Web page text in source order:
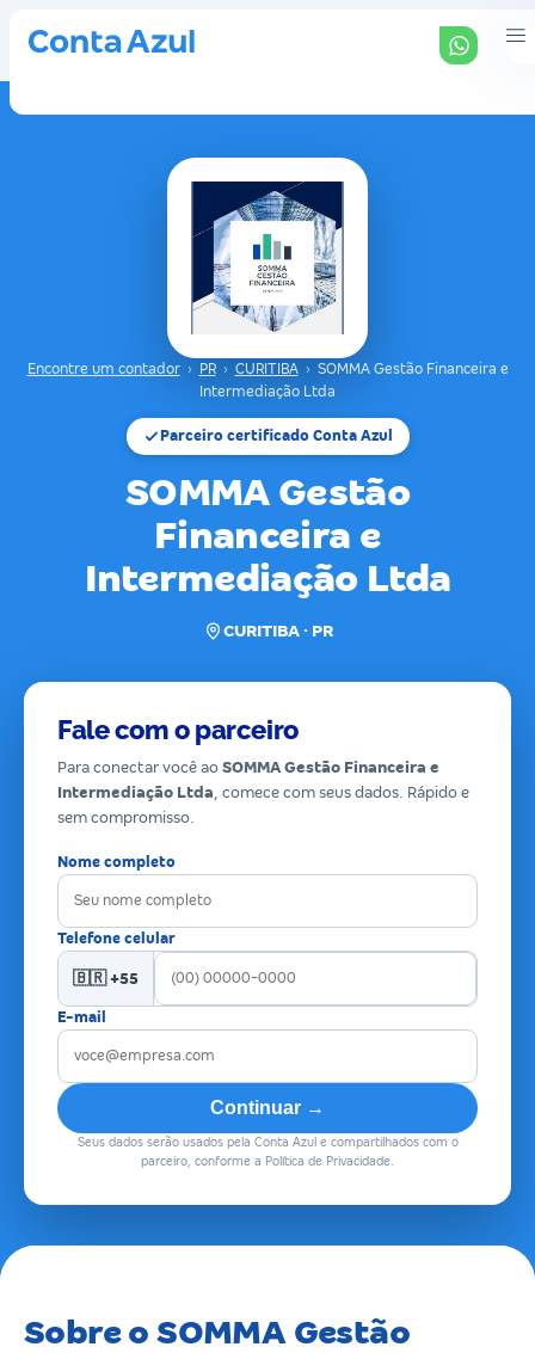
Encontre um contador › PR › CURITIBA › SOMMA Gestão Financeira e
Intermediação Ltda
Parceiro certificado Conta Azul
SOMMA Gestão
Financeira e
Intermediação Ltda
CURITIBA · PR
Fale com o parceiro
Para conectar você ao SOMMA Gestão Financeira e
Intermediação Ltda, comece com seus dados. Rápido e
sem compromisso.
Nome completo
Telefone celular
🇧🇷 +55
E-mail
Continuar →
Seus dados serão usados pela Conta Azul e compartilhados com o
parceiro, conforme a Política de Privacidade.
Sobre o SOMMA Gestão